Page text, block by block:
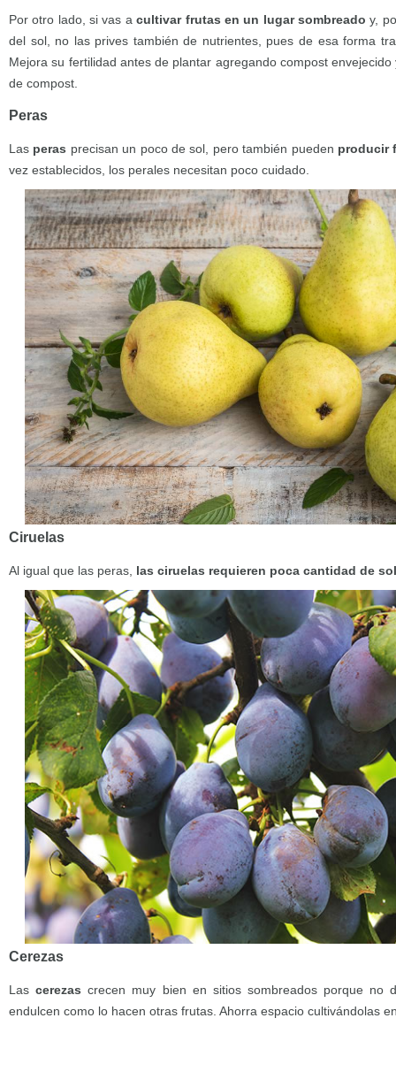
Por otro lado, si vas acultivar frutas en un lugar sombreadoy,
del sol, no las prives también de nutrientes, pues de esa forma
Mejora su fertilidad antes de plantar agregando compost
de compost.
Peras
Las peras precisan un poco de sol, pero también pueden producir
vez establecidos, los perales necesitan poco cuidado.
Ciruelas
Al igual que las peras, las ciruelas requieren poca cantidad de sol
Cerezas
Lascerezas crecen muy bien en sitios sombreados porque no
endulcen como lo hacen otras frutas. Ahorra espacio cultivándolas